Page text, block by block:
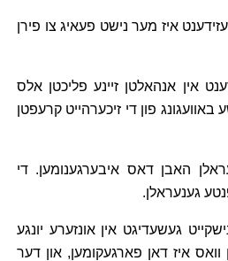
איז מער נישט פעאיג צו פירן
אין אנהאלטן זיינע פליכטן אלס
פון די זיכערהייט קרעפטן
האבן דאס איבערגענומען. די
גענעראלן.
געשעדיגט אין אונזערע יונגע
זיך באציענדיג צו די וואלן וואס איז דאן פארגעקומען, און דער